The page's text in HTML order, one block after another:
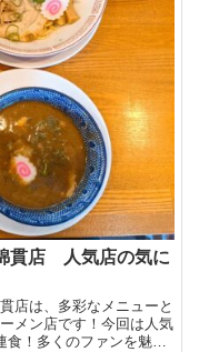
貫店 人気店の気に
店は、多彩なメニューと
メン店です！今回は人気
食！多くのファンを魅了